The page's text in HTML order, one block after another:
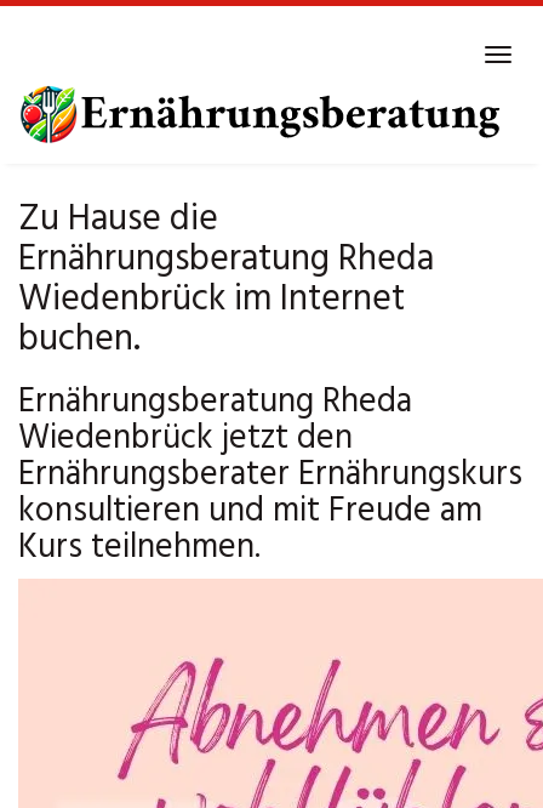
main
content
Zu Hause die
Ernährungsberatung Rheda
Wiedenbrück im Internet
buchen.
Ernährungsberatung Rheda
Wiedenbrück jetzt den
Ernährungsberater Ernährungskurs
konsultieren und mit Freude am
Kurs teilnehmen.